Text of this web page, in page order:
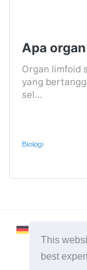
This
best
Apa
Organ limfoid
yang
sel...
Biologi